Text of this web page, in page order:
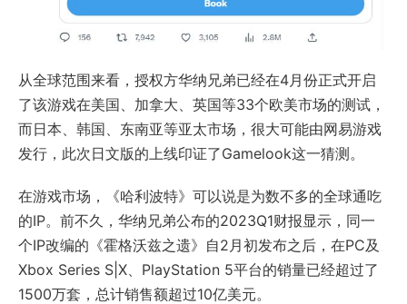
从全球范围来看，授权方华纳兄弟已经在4月份正式开启
了该游戏在美国、加拿大、英国等33个欧美市场的测试，
而日本、韩国、东南亚等亚太市场，很大可能由网易游戏
发行，此次日文版的上线印证了Gamelook这一猜测。
在游戏市场，《哈利波特》可以说是为数不多的全球通吃
的IP。前不久，华纳兄弟公布的2023Q1财报显示，同一
个IP改编的《霍格沃兹之遗》自2月初发布之后，在PC及
Xbox Series S|X、PlayStation 5平台的销量已经超过了
1500万套，总计销售额超过10亿美元。